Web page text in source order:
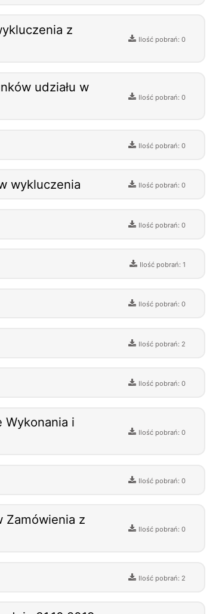
z
Ilość pobrań: 0
udziału w
Ilość pobrań: 0
Ilość pobrań: 0
wykluczenia Ilość pobrań: 0
Ilość pobrań: 0
Ilość pobrań: 1
Ilość pobrań: 0
Ilość pobrań: 2
Ilość pobrań: 0
Wykonania i
Ilość pobrań: 0
Ilość pobrań: 0
Zamówienia z
Ilość pobrań: 0
Ilość pobrań: 2